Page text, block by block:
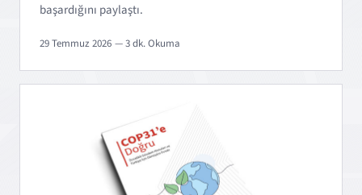
başardığını paylaştı.
29 Temmuz 2026 — 3 dk. Okuma